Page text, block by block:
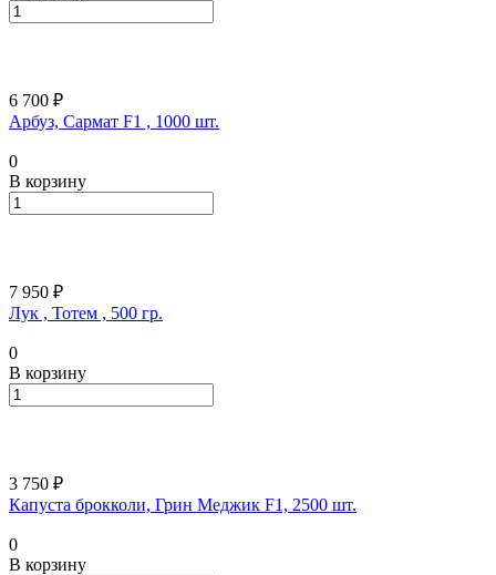
6 700 ₽
Арбуз, Сармат F1 , 1000 шт.
0
В корзину
7 950 ₽
Лук , Тотем , 500 гр.
0
В корзину
3 750 ₽
Капуста брокколи, Грин Меджик F1, 2500 шт.
0
В корзину